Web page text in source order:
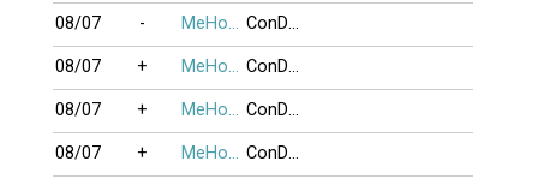
08/07 - MeHonTran ConDayNoiNho
08/07 + MeHonTran ConDayNoiNho
08/07 + MeHonTran ConDayNoiNho
08/07 + MeHonTran ConDayNoiNho